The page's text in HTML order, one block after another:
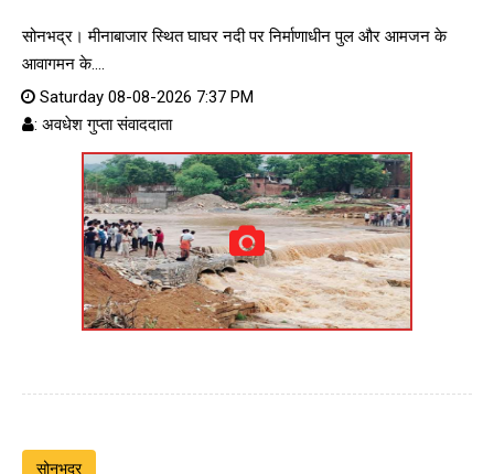
सोनभद्र। मीनाबाजार स्थित घाघर नदी पर निर्माणाधीन पुल और आमजन के
आवागमन के....
Saturday 08-08-2026 7:37 PM
: अवधेश गुप्ता संवाददाता
सोनभद्र